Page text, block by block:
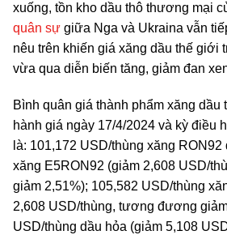
xuống, tồn kho dầu thô thương mại
quân sự giữa Nga và Ukraina vẫn
nêu trên khiến giá xăng dầu thế giới
vừa qua diễn biến tăng, giảm đan
Bình quân giá thành phẩm xăng
hành giá ngày 17/4/2024 và kỳ điều
là: 101,172 USD/thùng xăng
xăng E5RON92 (giảm 2,608 USD/
giảm 2,51%); 105,582 USD/thùng
2,608 USD/thùng, tương đương
USD/thùng dầu hỏa (giảm 5,108